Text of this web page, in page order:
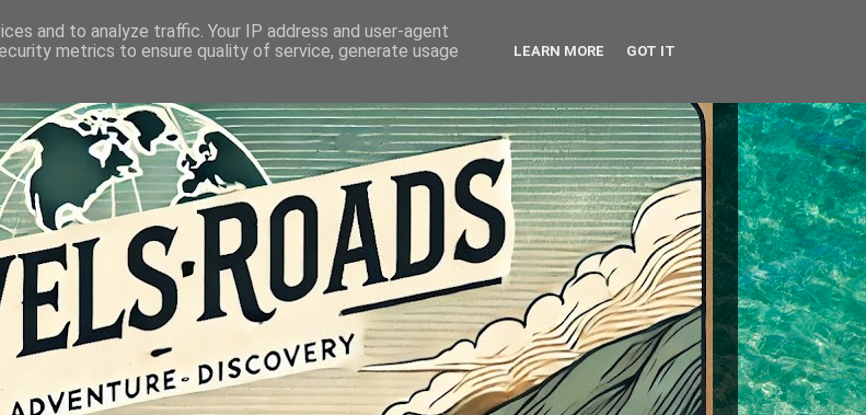
and to analyze traffic. Your IP address and user-agent
metrics to ensure quality of service, generate usage
LEARN MORE GOT IT